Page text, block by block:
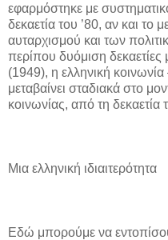
εφαρμόστηκε με
δεκαετία του ’80, αν και το
αυταρχισμού και των
περίπου δυόμιση δεκαετίες
(1949), η ελληνική κοινωνία
μεταβαίνει σταδιακά στο
κοινωνίας, από τη δεκαετία
Μια ελληνική ιδιαιτερότητα
Εδώ μπορούμε να